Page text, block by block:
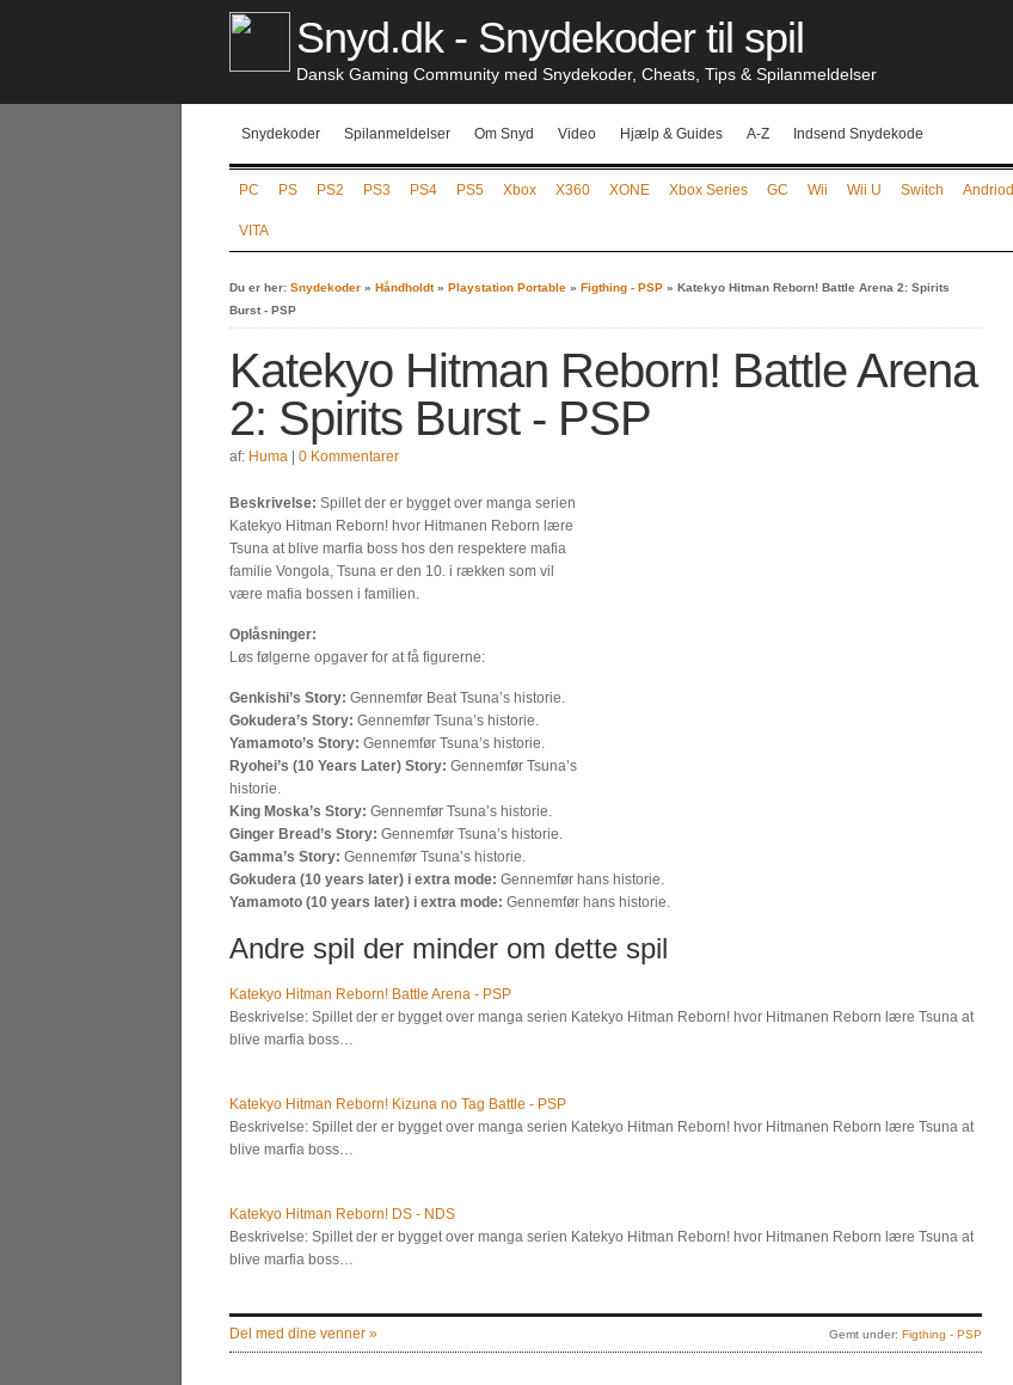
Snyd.dk - Snydekoder til spil
Dansk Gaming Community med Snydekoder, Cheats, Tips & Spilanmeldelser
Snydekoder Spilanmeldelser Om Snyd Video Hjælp & Guides A-Z Indsend Snydekode
PC PS PS2 PS3 PS4 PS5 Xbox X360 XONE Xbox Series GC Wii Wii U Switch Andriod
VITA
Du er her: Snydekoder » Håndholdt» Playstation Portable » Figthing - PSP » Katekyo Hitman Reborn! Battle Arena 2: Spirits
Burst - PSP
Katekyo Hitman Reborn! Battle Arena
2: Spirits Burst - PSP
af: Huma 0 Kommentarer
Beskrivelse: Spillet der er bygget over manga serien
Katekyo Hitman Reborn! hvor Hitmanen Reborn lære
Tsuna at blive marfia boss hos den respektere mafia
familie Vongola, Tsuna er den 10. i rækken som vil
være mafia bossen i familien.
Oplåsninger:
Løs følgerne opgaver for at få figurerne:
Genkishi’s Story: Gennemfør Beat Tsuna’s historie.
Gokudera’s Story: Gennemfør Tsuna’s historie.
Yamamoto’s Story: Gennemfør Tsuna’s historie.
Ryohei’s (10 Years Later) Story: Gennemfør Tsuna’s
historie.
King Moska’s Story: Gennemfør Tsuna’s historie.
Ginger Bread’s Story: Gennemfør Tsuna’s historie.
Gamma’s Story: Gennemfør Tsuna’s historie.
Gokudera (10 years later) i extra mode: Gennemfør hans historie.
Yamamoto (10 years later) i extra mode: Gennemfør hans historie.
Andre spil der minder om dette spil
Katekyo Hitman Reborn! Battle Arena - PSP
Beskrivelse: Spillet der er bygget over manga serien Katekyo Hitman Reborn! hvor Hitmanen Reborn lære Tsuna at
blive marfia boss…
Katekyo Hitman Reborn! Kizuna no Tag Battle - PSP
Beskrivelse: Spillet der er bygget over manga serien Katekyo Hitman Reborn! hvor Hitmanen Reborn lære Tsuna at
blive marfia boss…
Katekyo Hitman Reborn! DS - NDS
Beskrivelse: Spillet der er bygget over manga serien Katekyo Hitman Reborn! hvor Hitmanen Reborn lære Tsuna at
blive marfia boss…
Del med dine venner » Gemt under: Figthing - PSP